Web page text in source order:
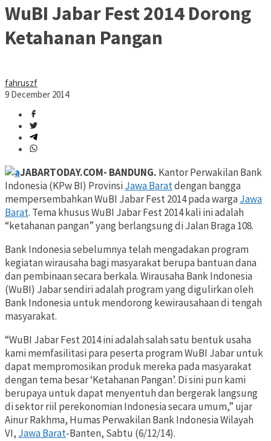
WuBI Jabar Fest 2014 Dorong
Ketahanan Pangan
fahruszf
9 December 2014
JABARTODAY.COM- BANDUNG. Kantor Perwakilan Bank
Indonesia (KPw BI) ProvinsiJawa Baratdengan bangga
mempersembahkan WuBI Jabar Fest 2014 pada wargaJawa
Barat. Tema khusus WuBI Jabar Fest 2014 kali ini adalah
“ketahanan pangan” yang berlangsung di Jalan Braga 108.
Bank Indonesia sebelumnya telah mengadakan program
kegiatan wirausaha bagi masyarakat berupa bantuan dana
dan pembinaan secara berkala. Wirausaha Bank Indonesia
(WuBI) Jabar sendiri adalah program yang digulirkan oleh
Bank Indonesia untuk mendorong kewirausahaan di tengah
masyarakat.
“WuBI Jabar Fest 2014 ini adalah salah satu bentuk usaha
kami memfasilitasi para peserta program WuBI Jabar untuk
dapat mempromosikan produk mereka pada masyarakat
dengan tema besar ‘Ketahanan Pangan’. Di sini pun kami
berupaya untuk dapat menyentuh dan bergerak langsung
di sektor riil perekonomian Indonesia secara umum,” ujar
Ainur Rakhma, Humas Perwakilan Bank Indonesia Wilayah
VI, Jawa Barat-Banten, Sabtu (6/12/14).